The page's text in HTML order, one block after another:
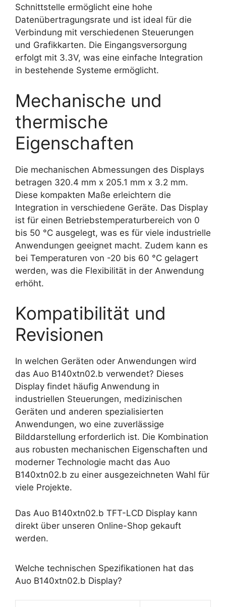
Schnittstelle ermöglicht eine hohe
Datenübertragungsrate und ist ideal für die
Verbindung mit verschiedenen Steuerungen
und Grafikkarten. Die Eingangsversorgung
erfolgt mit 3.3V, was eine einfache Integration
in bestehende Systeme ermöglicht.
Mechanische und
thermische
Eigenschaften
Die mechanischen Abmessungen des Displays
betragen 320.4 mm x 205.1 mm x 3.2 mm.
Diese kompakten Maße erleichtern die
Integration in verschiedene Geräte. Das Display
ist für einen Betriebstemperaturbereich von 0
bis 50 °C ausgelegt, was es für viele industrielle
Anwendungen geeignet macht. Zudem kann es
bei Temperaturen von -20 bis 60 °C gelagert
werden, was die Flexibilität in der Anwendung
erhöht.
Kompatibilität und
Revisionen
In welchen Geräten oder Anwendungen wird
das Auo B140xtn02.b verwendet? Dieses
Display findet häufig Anwendung in
industriellen Steuerungen, medizinischen
Geräten und anderen spezialisierten
Anwendungen, wo eine zuverlässige
Bilddarstellung erforderlich ist. Die Kombination
aus robusten mechanischen Eigenschaften und
moderner Technologie macht das Auo
B140xtn02.b zu einer ausgezeichneten Wahl für
viele Projekte.
Das Auo B140xtn02.b TFT-LCD Display kann
direkt über unseren Online-Shop gekauft
werden.
Welche technischen Spezifikationen hat das
Auo B140xtn02.b Display?